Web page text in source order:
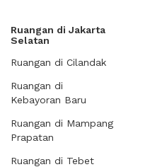
Ruangan di Jakarta
Selatan
Ruangan di Cilandak
Ruangan di
Kebayoran Baru
Ruangan di Mampang
Prapatan
Ruangan di Tebet